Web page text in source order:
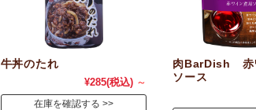
牛丼のたれ
¥285(税込) ～
在庫を確認する
肉BarDish 赤
ソース